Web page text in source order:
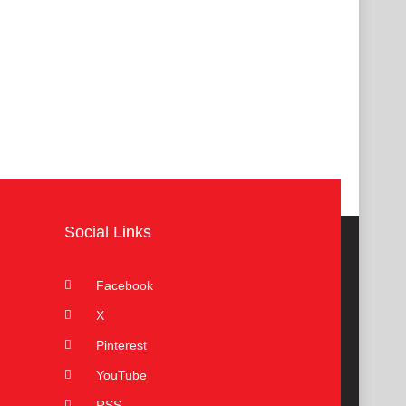
Social Links
Facebook
X
Pinterest
YouTube